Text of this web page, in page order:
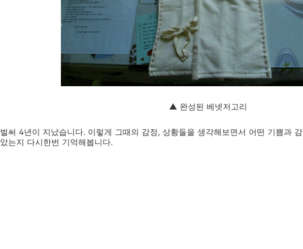
▲ 완성된 베넷저고리
벌써 4년이 지났습니다. 이렇게 그때의 감정, 상황들을 생각해보면서 어떤 기쁨과
았는지 다시한번 기억해봅니다.